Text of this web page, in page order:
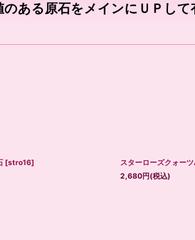
ある原石をメインにＵＰして
[stro16]
スターローズクォー
2,680円(税込)